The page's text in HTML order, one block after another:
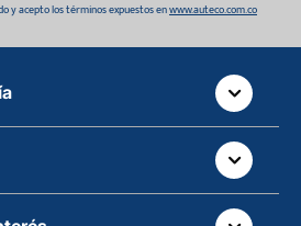
y acepto los términos expuestos enwww.auteco.com.co